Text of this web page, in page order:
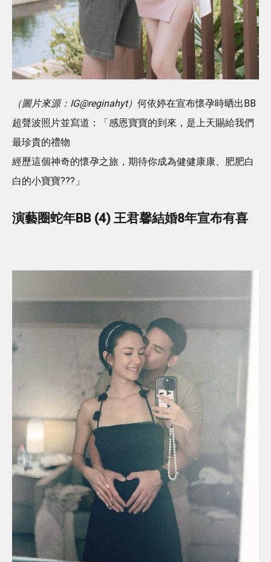
（圖片來源：IG@reginahyt） 何依婷在宣布懷孕時晒出BB
超聲波照片並寫道：「感恩寶寶的到來，是上天賜給我們
最珍貴的禮物
經歷這個神奇的懷孕之旅，期待你成為健健康康、肥肥白
白的小寶寶???」
演藝圈蛇年BB (4) 王君馨結婚8年宣布有喜